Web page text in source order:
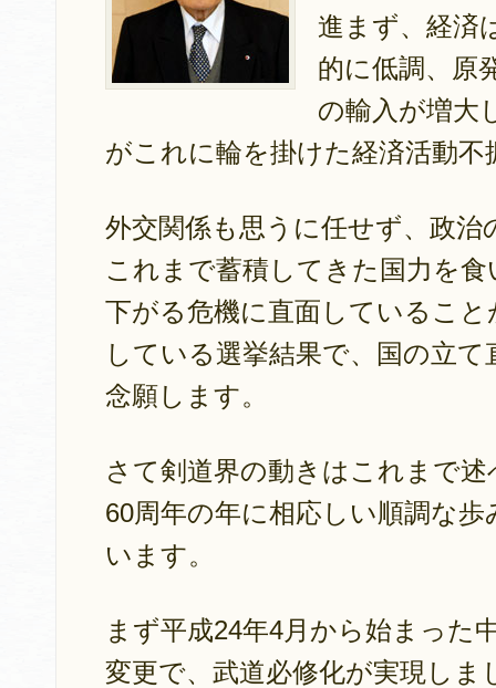
進まず、経済
的に低調、原
の輸入が増大
がこれに輪を掛けた経済活動不
外交関係も思うに任せず、政
これまで蓄積してきた国力を
下がる危機に直面しているこ
している選挙結果で、国の立
念願します。
さて剣道界の動きはこれまで
60周年の年に相応しい順調な
います。
まず平成24年4月から始まった
変更で、武道必修化が実現しま